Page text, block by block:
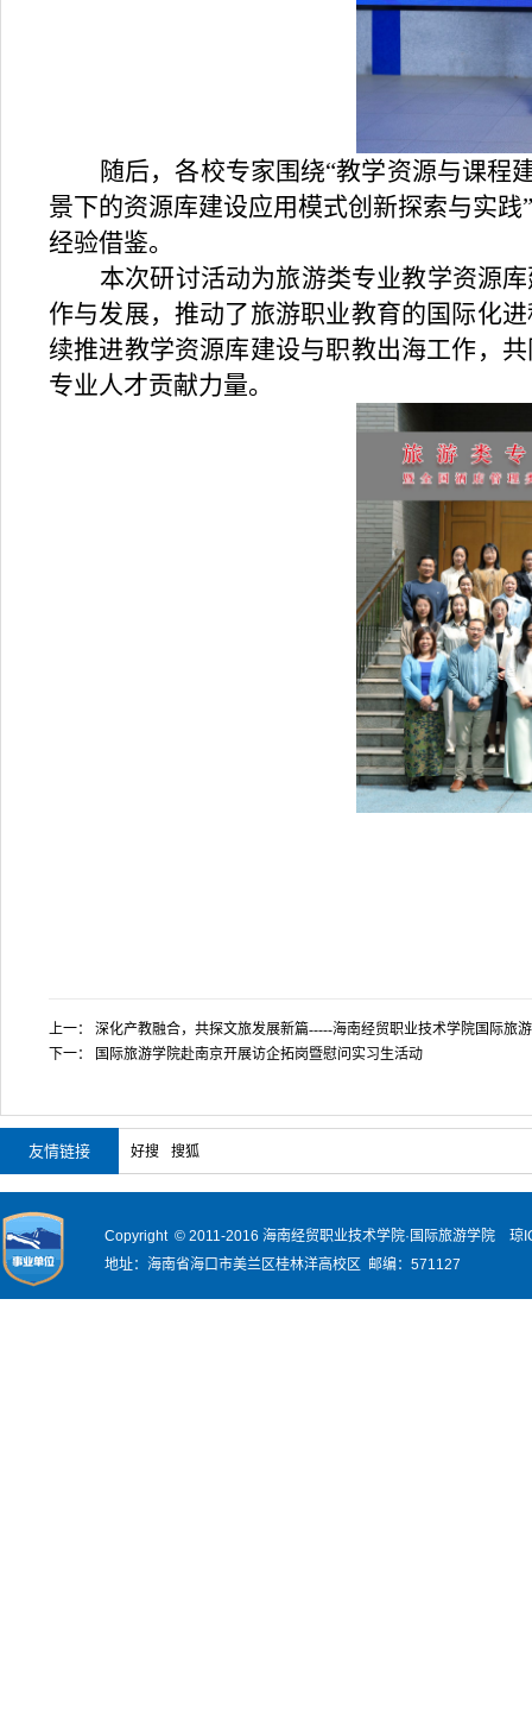
随后，各校专家围绕“教学资源与课程
景下的资源库建设应用模式创新探索与实
经验借鉴。
本次研讨活动为旅游类专业教学资源
作与发展，推动了旅游职业教育的国际化
续推进教学资源库建设与职教出海工作，
专业人才贡献力量。
上一：
深化产教融合，共探文旅发展新篇-----海南经贸职业技术学院国际旅
下一：
国际旅游学院赴南京开展访企拓岗暨慰问实习生活动
友情链接 好搜 搜狐
Copyright © 2011-2016 海南经贸职业技术学院·国际旅游学院 琼
地址：海南省海口市美兰区桂林洋高校区 邮编：571127